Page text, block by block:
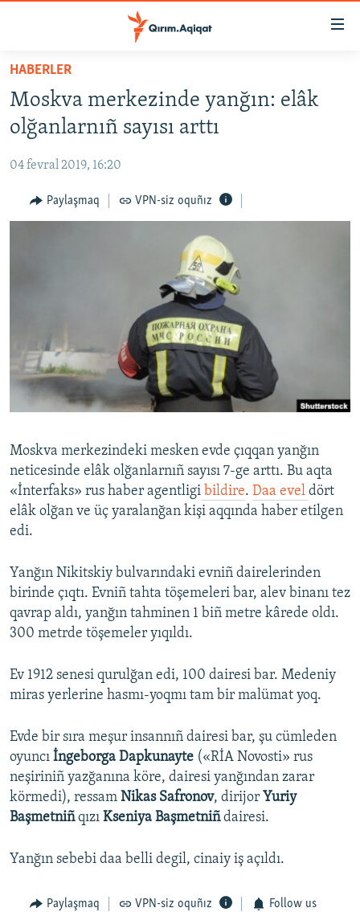
Esas
qaytmaq
Baş
navigatsiyağa
qaytmaq
qaytmaq
HABERLER
SİYASET
İQTİSADİYAT
CEMİYET
MEDENİYET
FİKİR
Русский
Українською
RFE/RS bütün saytları
HABERLER
Moskva merkezinde yanğın: elâk
olğanlarnıñ sayısı arttı
04 fevral 2019, 16:20
Paylaşmaq VPN-siz oquñız
Moskva merkezindeki mesken evde çıqqan yanğın
neticesinde elâk olğanlarnıñ sayısı 7-ge arttı. Bu aqta
«İnterfaks» rus haber agentligi bildire. Daa evel dört
elâk olğan ve üç yaralanğan kişi aqqında haber etilgen
edi.
Yanğın Nikitskiy bulvarındaki evniñ dairelerinden
birinde çıqtı. Evniñ tahta töşemeleri bar, alev binanı tez
qavrap aldı, yanğın tahminen 1 biñ metre kârede oldı.
300 metrde töşemeler yıqıldı.
Ev 1912 senesi qurulğan edi, 100 dairesi bar. Medeniy
miras yerlerine hasmı-yoqmı tam bir malümat yoq.
Evde bir sıra meşur insannıñ dairesi bar, şu cümleden
oyuncı İngeborga Dapkunayte («RİA Novosti» rus
neşiriniñ yazğanına köre, dairesi yanğından zarar
körmedi), ressam Nikas Safronov, dirijor Yuriy
Başmetniñqızı Kseniya Başmetniñdairesi.
Yanğın sebebi daa belli degil, cinaiy iş açıldı.
Paylaşmaq VPN-siz oquñız Follow us